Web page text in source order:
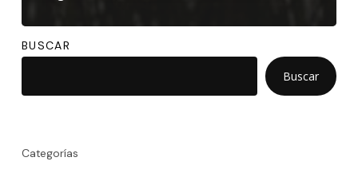
BUSCAR
Buscar
Categorías